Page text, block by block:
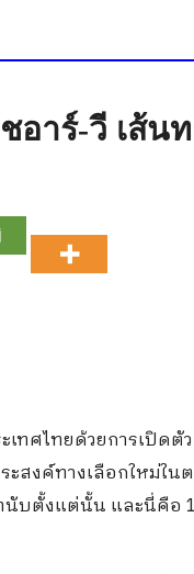
อาร์-วี เส้
ทศไทยด้วยการเปิดตัว
สงค์ทางเลือกใหม่ใ
บตั้งแต่นั้น และนี่คือ